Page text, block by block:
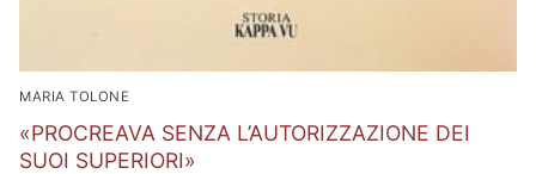
MARIA TOLONE
«PROCREAVA SENZA L’AUTORIZZAZIONE DEI
SUOI SUPERIORI»